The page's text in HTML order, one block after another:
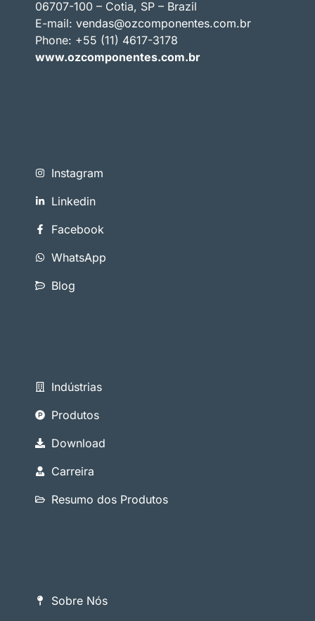
06707-100 – Cotia, SP – Brazil
E-mail: vendas@ozcomponentes.com.br
Phone: +55 (11) 4617-3178
www.ozcomponentes.com.br
Instagram
Linkedin
Facebook
WhatsApp
Blog
Indústrias
Produtos
Download
Carreira
Resumo dos Produtos
Sobre Nós